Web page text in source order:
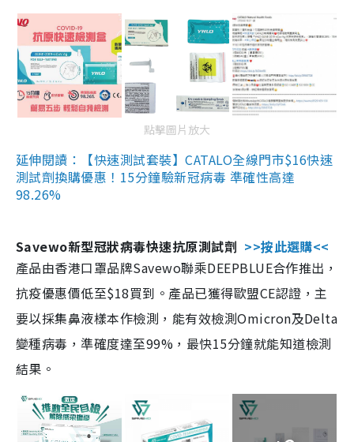
點擊圖片放大
延伸閱讀：【快速測試套裝】CATALO全線門市$16快速
測試劑換購優惠！15分鐘驗新冠病毒 準確性高達
98.26%
Savewo新型冠狀病毒快速抗原測試劑 >>按此選購<<
產品由香港口罩品牌Savewo聯乘DEEPBLUE合作推出，
抗疫優惠價低至$18買到。產品已獲得歐盟CE認證，主
要以採集鼻液樣本作檢測，能有效檢測Omicron及Delta
變種病毒，準確度達至99%，最快15分鐘就能知道檢測
結果。